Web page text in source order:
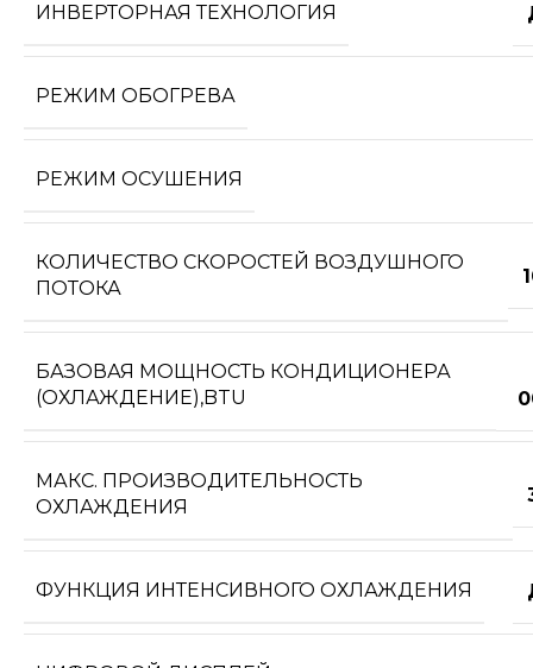
ИНВЕРТОРНАЯ ТЕХНОЛОГИЯ
РЕЖИМ ОБОГРЕВА
РЕЖИМ ОСУШЕНИЯ
КОЛИЧЕСТВО СКОРОСТЕЙ ВОЗДУШНОГО
ПОТОКА
БАЗОВАЯ МОЩНОСТЬ КОНДИЦИОНЕРА
(ОХЛАЖДЕНИЕ),BTU
МАКС. ПРОИЗВОДИТЕЛЬНОСТЬ
ОХЛАЖДЕНИЯ
ФУНКЦИЯ ИНТЕНСИВНОГО ОХЛАЖДЕНИЯ